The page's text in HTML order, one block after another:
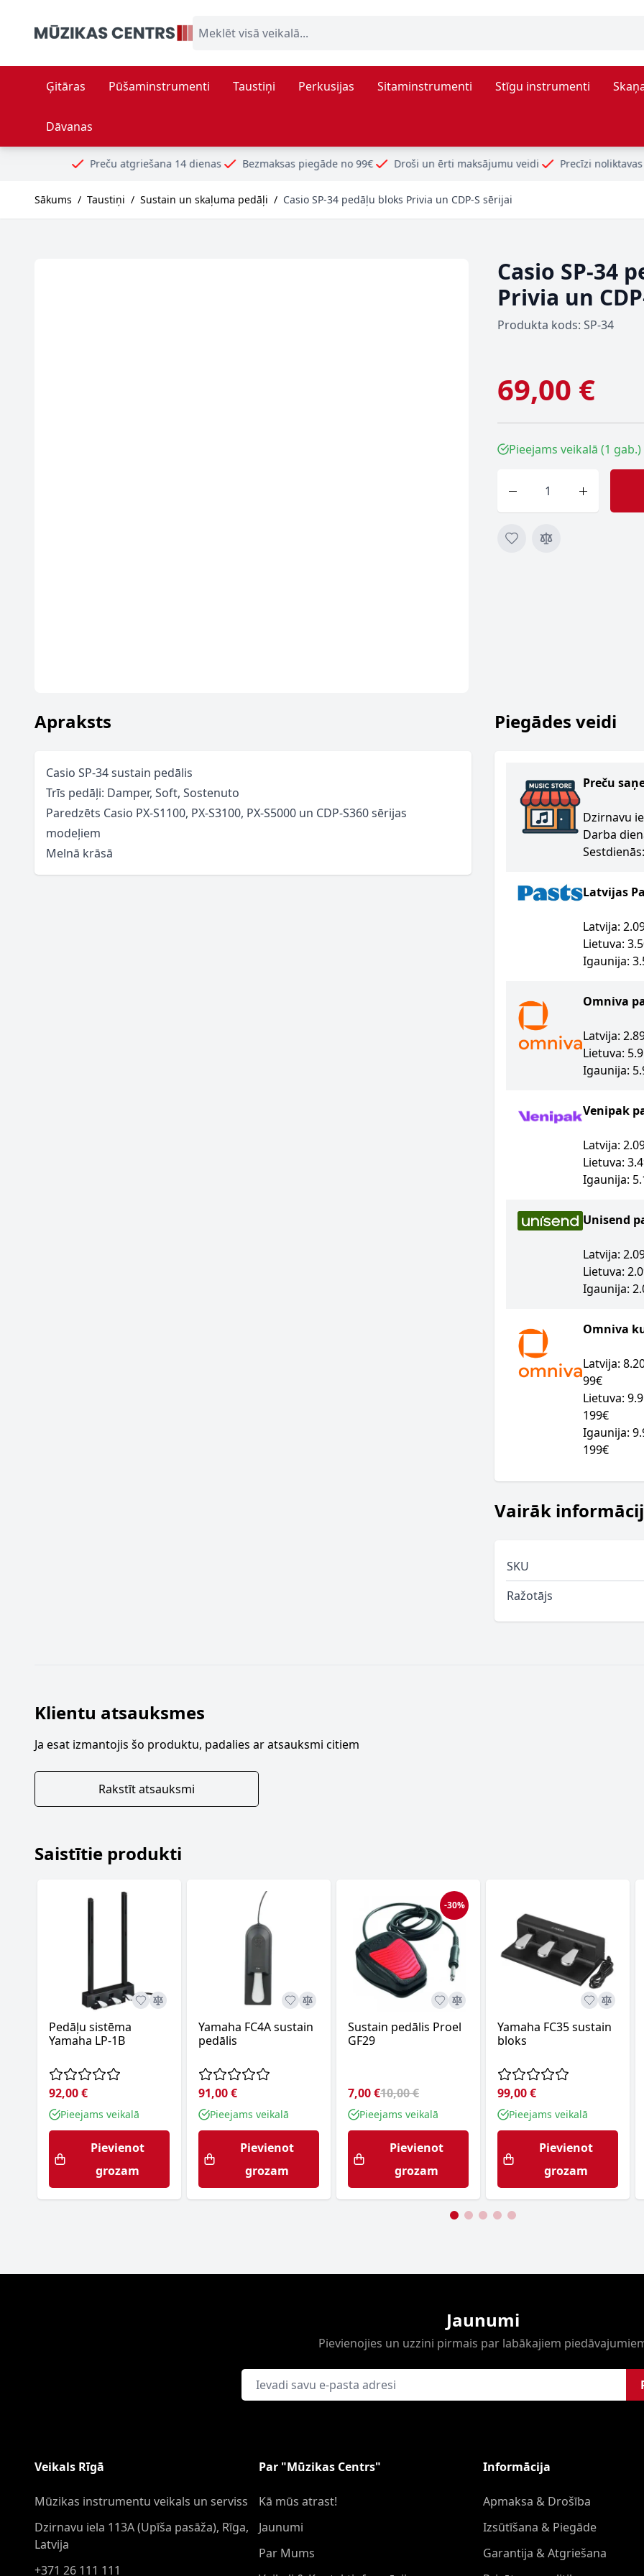
Meklēt visā veikalā...
Ģitāras Pūšaminstrumenti Taustiņi Perkusijas Sitaminstrumenti Stīgu instrumenti
Dāvanas
Preču atgriešana 14 dienas Bezmaksas piegāde no 99€ Droši un ērti maksājumu veidi Precīzi noliktavas atlikumi
Sākums / Taustiņi / Sustain un skaļuma pedāļi / Casio SP-34 pedāļu bloks Privia un CDP-S sērijai
Casio SP-34
Privia un
Produkta kods: SP-34
69,00 €
Pieejams veikalā (1 gab.)
Apraksts
Casio SP-34 sustain pedālis
Trīs pedāļi: Damper, Soft, Sostenuto
Paredzēts Casio PX-S1100, PX-S3100, PX-S5000 un CDP-S360 sērijas
modeļiem
Melnā krāsā
Piegādes veidi
Preču
Dzirnavu
Darba
Latvijas
Latvija:
Lietuva:
Igaunija:
Omniva
Latvija:
Lietuva:
Igaunija:
Venipak
Latvija:
Lietuva:
Igaunija:
Unisend
Latvija:
Lietuva:
Igaunija:
Omniva
Latvija:
99€
Lietuva:
199€
Igaunija:
199€
Vairāk
SKU
Ražotājs
Klientu atsauksmes
Ja esat izmantojis šo produktu, padalies ar atsauksmi citiem
Rakstīt atsauksmi
Saistītie produkti
Pedāļu sistēma
Yamaha LP-1B
92,00 €
Pieejams veikalā
Pievienot
grozam
Yamaha FC4A sustain
pedālis
91,00 €
Pieejams veikalā
Pievienot
grozam
-30%
Sustain pedālis Proel
GF29
7,00 €10,00 €
Pieejams veikalā
Pievienot
grozam
Yamaha FC35 sustain
bloks
99,00 €
Pieejams veikalā
Pievienot
grozam
Jaunumi
Pievienojies un uzzini pirmais par labākajiem
E-pasta adrese
Veikals Rīgā
Mūzikas instrumentu veikals un serviss
Dzirnavu iela 113A (Upīša pasāža), Rīga,
Latvija
+371 26 111 111
Par "Mūzikas Centrs"
Kā mūs atrast!
Jaunumi
Par Mums
Informācija
Apmaksa & Drošība
Izsūtīšana & Piegāde
Garantija & Atgriešana